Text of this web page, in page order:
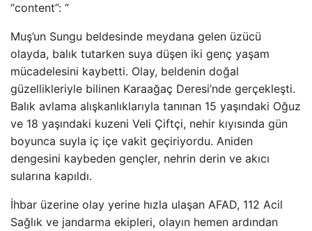
“content”: “
Muş’un Sungu beldesinde meydana gelen üzücü
olayda, balık tutarken suya düşen iki genç yaşam
mücadelesini kaybetti. Olay, beldenin doğal
güzellikleriyle bilinen Karaağaç Deresi’nde gerçekleşti.
Balık avlama alışkanlıklarıyla tanınan 15 yaşındaki Oğuz
ve 18 yaşındaki kuzeni Veli Çiftçi, nehir kıyısında gün
boyunca suyla iç içe vakit geçiriyordu. Aniden
dengesini kaybeden gençler, nehrin derin ve akıcı
sularına kapıldı.
İhbar üzerine olay yerine hızla ulaşan AFAD, 112 Acil
Sağlık ve jandarma ekipleri, olayın hemen ardından